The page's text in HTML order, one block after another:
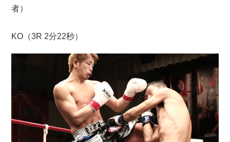
者）
KO（3R 2分22秒）